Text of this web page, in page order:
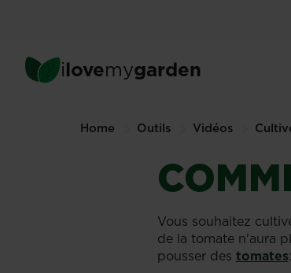
content
ilovemygarden
Home Outils Vidéos
Vous souhaitez
de la tomate n'aura
pousser des tomates